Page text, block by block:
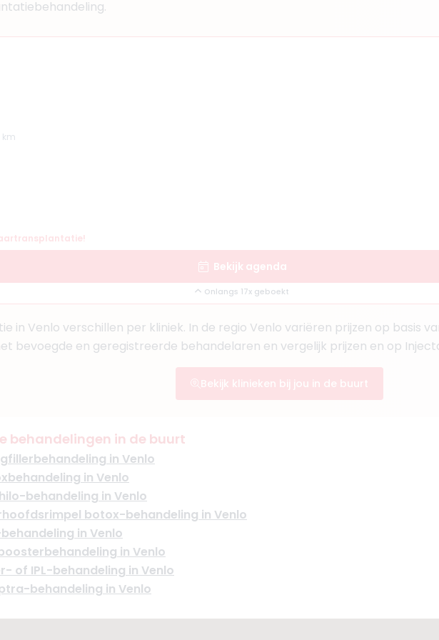
km
Bekijk agenda
Onlangs 17x geboekt
in Venlo verschillen per kliniek. In de regio Venlo variëren prijzen op basis
bevoegde en geregistreerde behandelaren en vergelijk prijzen en op
Bekijk klinieken bij jou in de buurt
behandelingen in de buurt
in Venlo
in Venlo
behandeling in Venlo
botox-behandeling in Venlo
behandeling in Venlo
in Venlo
of IPL-behandeling in Venlo
behandeling in Venlo